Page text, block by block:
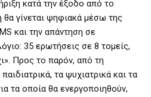
κατά την έξοδο από το
γίνεται ψηφιακά μέσω της
και την απάντηση σε
35 ερωτήσεις σε 8 τομείς,
Προς το παρόν, από τη
τα ψυχιατρικά και τα
τα οποία θα ενεργοποιηθούν,